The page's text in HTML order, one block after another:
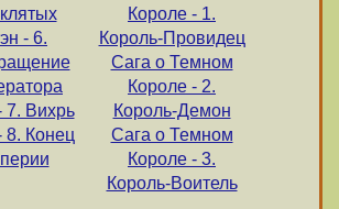
- 6.
7. Вихрь
8. Конец
Короле - 1.
Король-Провидец
Сага о Темном
Короле - 2.
Король-Демон
Сага о Темном
Короле - 3.
Король-Воитель